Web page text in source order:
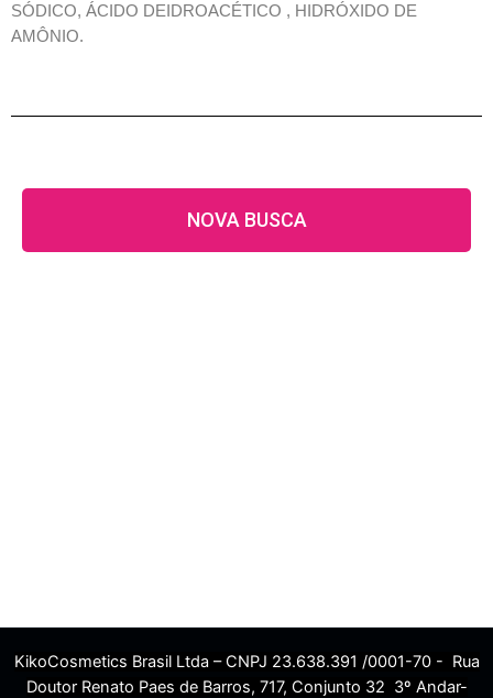
SÓDICO, ÁCIDO DEIDROACÉTICO , HIDRÓXIDO DE
AMÔNIO.
NOVA BUSCA
KikoCosmetics Brasil Ltda – CNPJ 23.638.391 /0001-70 - Rua
Doutor Renato Paes de Barros, 717, Conjunto 32 3º Andar-